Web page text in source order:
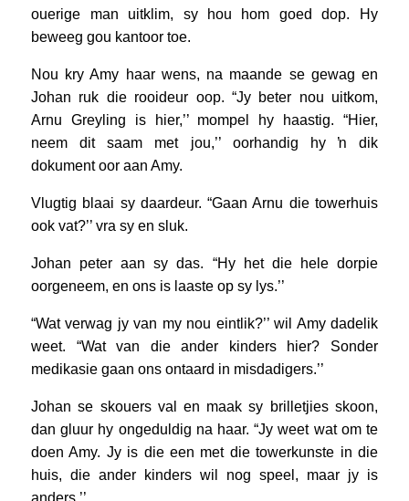
ouerige man uitklim, sy hou hom goed dop. Hy
beweeg gou kantoor toe.
Nou kry Amy haar wens, na maande se gewag en
Johan ruk die rooideur oop. “Jy beter nou uitkom,
Arnu Greyling is hier,’’ mompel hy haastig. “Hier,
neem dit saam met jou,’’ oorhandig hy ŉ dik
dokument oor aan Amy.
Vlugtig blaai sy daardeur. “Gaan Arnu die towerhuis
ook vat?’’ vra sy en sluk.
Johan peter aan sy das. “Hy het die hele dorpie
oorgeneem, en ons is laaste op sy lys.’’
“Wat verwag jy van my nou eintlik?’’ wil Amy dadelik
weet. “Wat van die ander kinders hier? Sonder
medikasie gaan ons ontaard in misdadigers.’’
Johan se skouers val en maak sy brilletjies skoon,
dan gluur hy ongeduldig na haar. “Jy weet wat om te
doen Amy. Jy is die een met die towerkunste in die
huis, die ander kinders wil nog speel, maar jy is
anders.’’